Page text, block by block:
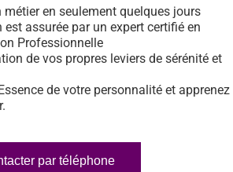
métier en seulement quelques jours
assurée par un expert certifié en
Professionnelle
de vos propres leviers de sérénité et
de votre personnalité et apprenez
par téléphone